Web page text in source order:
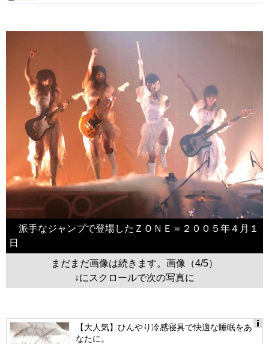
派手なジャンプで登場したＺＯＮＥ＝２００５年４月１
日
まだまだ画像は続きます。画像（4/5）
↓にスクロールで次の写真に
【大人気】ひんやり冷感寝具で快適な睡眠をあ
なたに。